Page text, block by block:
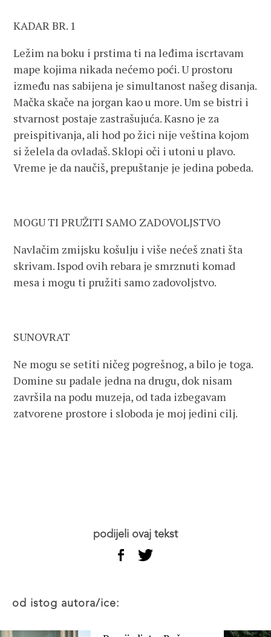
KADAR BR. 1
Ležim na boku i prstima ti na leđima iscrtavam
mape kojima nikada nećemo poći. U prostoru
između nas sabijena je simultanost našeg disanja.
Mačka skače na jorgan kao u more. Um se bistri i
stvarnost postaje zastrašujuća. Kasno je za
preispitivanja, ali hod po žici nije veština kojom
si želela da ovladaš. Sklopi oči i utoni u plavo.
Vreme je da naučiš, prepuštanje je jedina pobeda.
MOGU TI PRUŽITI SAMO ZADOVOLJSTVO
Navlačim zmijsku košulju i više nećeš znati šta
skrivam. Ispod ovih rebara je smrznuti komad
mesa i mogu ti pružiti samo zadovoljstvo.
SUNOVRAT
Ne mogu se setiti ničeg pogrešnog, a bilo je toga.
Domine su padale jedna na drugu, dok nisam
završila na podu muzeja, od tada izbegavam
zatvorene prostore i sloboda je moj jedini cilj.
podijeli ovaj tekst
od istog autora/ice: